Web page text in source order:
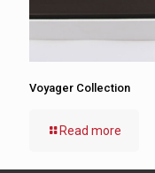
Voyager Collection
Read more